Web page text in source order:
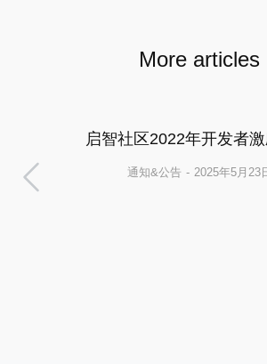
More articles
启智社区2022年开发者激
通知&公告 2025年5月23